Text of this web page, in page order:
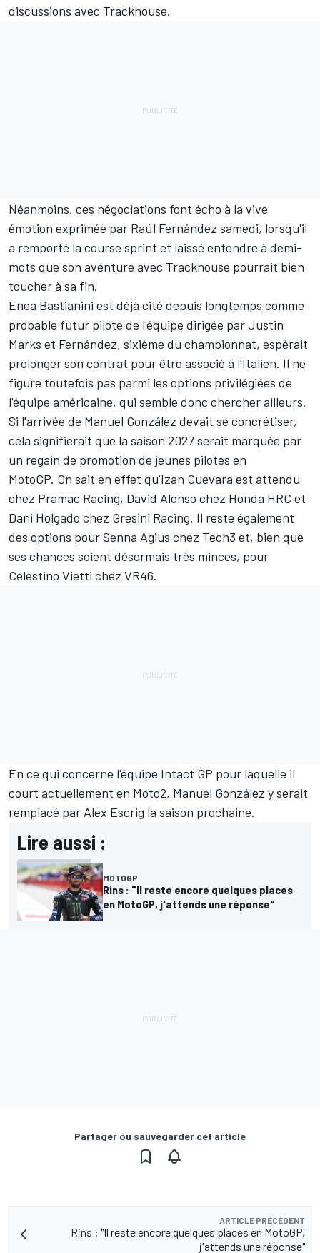
discussions avec Trackhouse.
Néanmoins, ces négociations font écho à la vive
émotion exprimée par Raúl Fernández samedi, lorsqu'il
a remporté la course sprint et laissé entendre à demi-
mots que son aventure avec Trackhouse pourrait bien
toucher à sa fin.
Enea Bastianini est déjà cité depuis longtemps comme
probable futur pilote de l'équipe dirigée par Justin
Marks et Fernández, sixième du championnat, espérait
prolonger son contrat pour être associé à l'Italien. Il ne
figure toutefois pas parmi les options privilégiées de
l'équipe américaine, qui semble donc chercher ailleurs.
Si l'arrivée de Manuel González devait se concrétiser,
cela signifierait que la saison 2027 serait marquée par
un regain de promotion de jeunes pilotes en
MotoGP. On sait en effet qu'Izan Guevara est attendu
chez Pramac Racing, David Alonso chez Honda HRC et
Dani Holgado chez Gresini Racing. Il reste également
des options pourSenna Agius chez Tech3 et, bien que
ses chances soient désormais très minces, pour
Celestino Vietti chez VR46.
En ce qui concerne l'équipe Intact GP pour laquelle il
court actuellement en Moto2, Manuel González y serait
remplacé par Alex Escrig la saison prochaine.
Lire aussi :
MOTOGP
Rins : "Il reste encore quelques places
en MotoGP, j'attends une réponse"
Partager ou sauvegarder cet article
ARTICLE PRÉCÉDENT
Rins : "Il reste encore quelques places en MotoGP,
j'attends une réponse"